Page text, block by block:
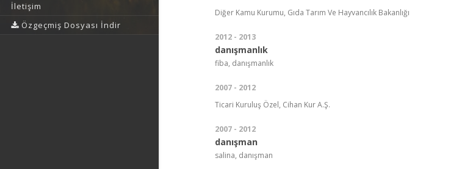
İletişim
Özgeçmiş Dosyası İndir
Diğer Kamu Kurumu, Gıda Tarım Ve Hayvancılık Bakanlığı
2012 - 2013
danışmanlık
fiba, danışmanlık
2007 - 2012
Ticari Kuruluş Özel, Cihan Kur A.Ş.
2007 - 2012
danışman
salina, danışman